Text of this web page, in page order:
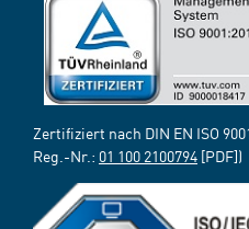
Zertifiziert nach DIN EN ISO
Reg.-Nr.: 01 100 2100794 [PDF])